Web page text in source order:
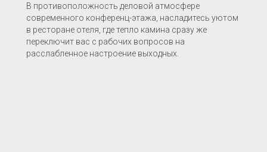
В противоположность деловой атмосфере
современного конференц-этажа, насладитесь уютом
в ресторане отеля, где тепло камина сразу же
переключит вас с рабочих вопросов на
расслабленное настроение выходных.